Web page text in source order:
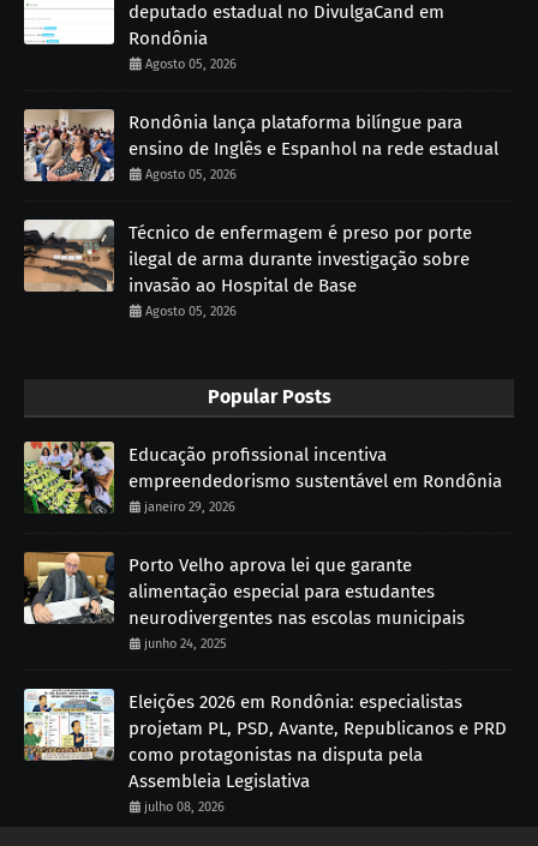
deputado estadual no DivulgaCand em
Rondônia
Agosto 05, 2026
Rondônia lança plataforma bilíngue para
ensino de Inglês e Espanhol na rede estadual
Agosto 05, 2026
Técnico de enfermagem é preso por porte
ilegal de arma durante investigação sobre
invasão ao Hospital de Base
Agosto 05, 2026
Popular Posts
Educação profissional incentiva
empreendedorismo sustentável em Rondônia
janeiro 29, 2026
Porto Velho aprova lei que garante
alimentação especial para estudantes
neurodivergentes nas escolas municipais
junho 24, 2025
Eleições 2026 em Rondônia: especialistas
projetam PL, PSD, Avante, Republicanos e PRD
como protagonistas na disputa pela
Assembleia Legislativa
julho 08, 2026